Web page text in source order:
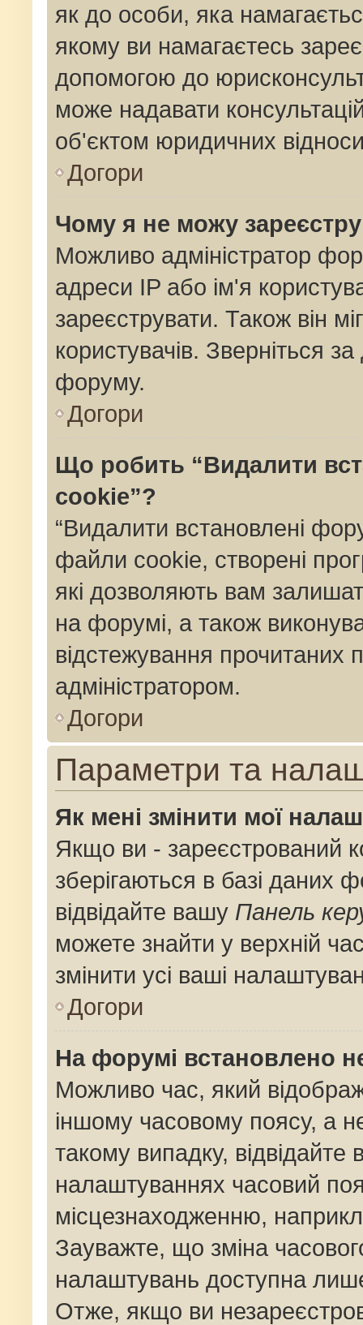
як до особи, яка
якому ви намагаєтесь
допомогою до
може надавати
об'єктом юридичних
Догори
Чому я не можу
Можливо адміністратор
адреси IP або ім'я
зареєструвати. Також він
користувачів. Зверніться
форуму.
Догори
Що робить “Видалити
cookie”?
“Видалити встановлені
файли cookie, створені
які дозволяють вам
на форумі, а також
відстежування прочитаних
адміністратором.
Догори
Параметри та
Як мені змінити мої
Якщо ви - зареєстрований
зберігаються в базі даних
відвідайте вашу Панель
можете знайти у верхній
змінити усі ваші
Догори
На форумі встановлено
Можливо час, який
іншому часовому поясу, а
такому випадку,
налаштуваннях часовий
місцезнаходженню,
Зауважте, що зміна
налаштувань доступна
Отже, якщо ви